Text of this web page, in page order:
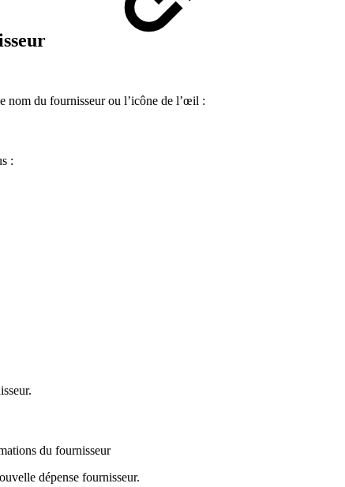
nom du fournisseur ou l’icône de l’œil :
:
du fournisseur
dépense fournisseur.